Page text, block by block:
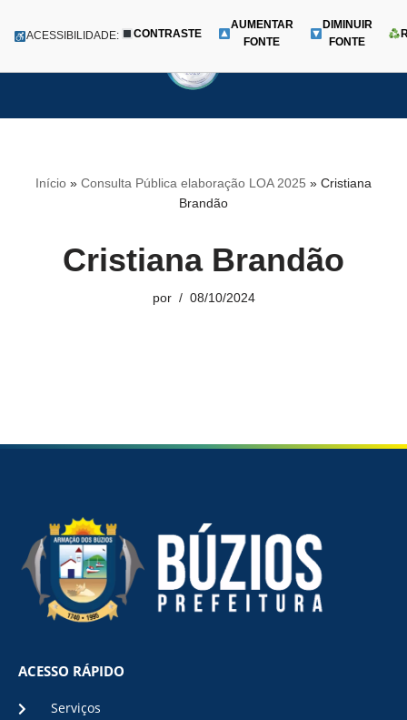
para
Menu
ACESSIBILIDADE: CONTRASTE
AUMENTAR
FONTE
DIMINUIR
FONTE
Início » Consulta Pública elaboração LOA 2025 » Cristiana
Brandão
Cristiana Brandão
por 08/10/2024
ACESSO RÁPIDO
Serviços